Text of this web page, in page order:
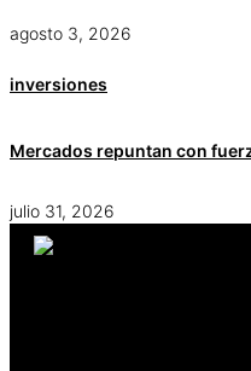
agosto 3, 2026
inversiones
Mercados repuntan con
julio 31, 2026